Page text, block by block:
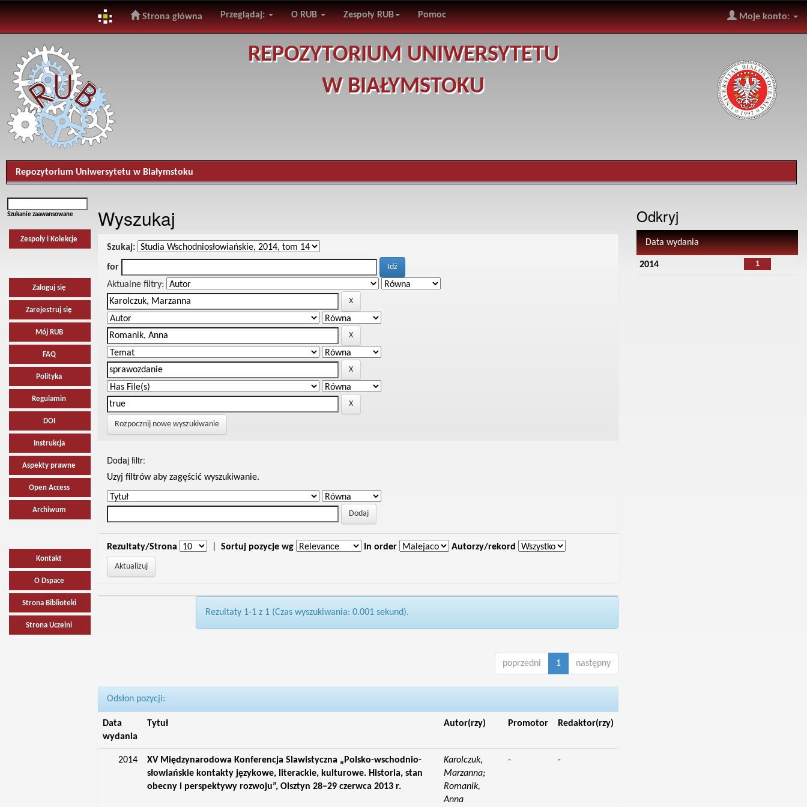
navigation
Strona główna Przeglądaj: O RUB Zespoły RUB Pomoc Moje konto:
REPOZYTORIUM UNIWERSYTETU
W BIAŁYMSTOKU
Repozytorium Uniwersytetu w Białymstoku
Szukanie zaawansowane
Zespoły i Kolekcje
Zaloguj się
Zarejestruj się
Mój RUB
FAQ
Polityka
Regulamin
DOI
Instrukcja
Aspekty prawne
Open Access
Archiwum
Kontakt
O Dspace
Strona Biblioteki
Strona Uczelni
Wyszukaj
Szukaj:
for
Aktualne filtry:
Rozpocznij nowe wyszukiwanie
Dodaj filtr:
Uzyj filtrów aby zagęścić wyszukiwanie.
Rezultaty/Strona Sortuj pozycje wg In order Autorzy/rekord
Rezultaty 1-1 z 1 (Czas wyszukiwania: 0.001 sekund).
poprzedni 1 następny
Odsłon pozycji:
Data
wydania
Tytuł Autor(rzy) Promotor Redaktor(rzy)
2014
XV Międzynarodowa Konferencja Slawistyczna „Polsko-wschodnio-
słowiańskie kontakty językowe, literackie, kulturowe. Historia, stan
obecny i perspektywy rozwoju”, Olsztyn 28–29 czerwca 2013 r.
Karolczuk,
Marzanna;
Romanik,
Anna
- -
Odkryj
Data wydania
1
2014